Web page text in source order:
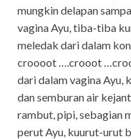
mungkin delapan
vagina Ayu, tiba-tiba
meledak dari dalam
croooot ….crooot
dari dalam vagina Ayu,
dan semburan air
rambut, pipi, sebagian
perut Ayu, kuurut-urut